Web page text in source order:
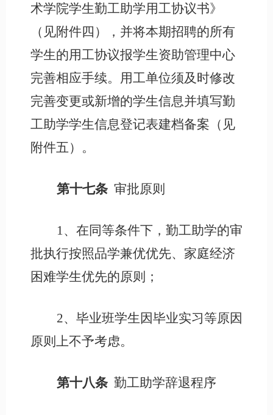
术学院学生勤工助学用工协议书》
（见附件四），并将本期招聘的所有
学生的用工协议报学生资助管理中心
完善相应手续。用工单位须及时修改
完善变更或新增的学生信息并填写勤
工助学学生信息登记表建档备案（见
附件五）。
第十七条 审批原则
1、在同等条件下，勤工助学的审
批执行按照品学兼优优先、家庭经济
困难学生优先的原则；
2、毕业班学生因毕业实习等原因
原则上不予考虑。
第十八条 勤工助学辞退程序